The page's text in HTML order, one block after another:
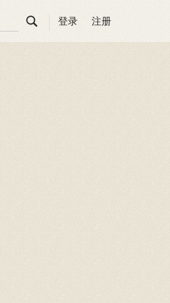
 登录 注册